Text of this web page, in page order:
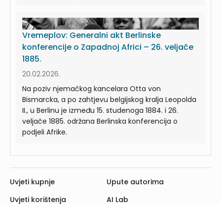
Vremeplov: Generalni akt Berlinske
konferencije o Zapadnoj Africi – 26. veljače
1885.
20.02.2026.
Na poziv njemačkog kancelara Otta von
Bismarcka, a po zahtjevu belgijskog kralja Leopolda
II., u Berlinu je između 15. studenoga 1884. i 26.
veljače 1885. održana Berlinska konferencija o
podjeli Afrike.
Uvjeti kupnje
Uvjeti korištenja
Upute autorima
AI Lab